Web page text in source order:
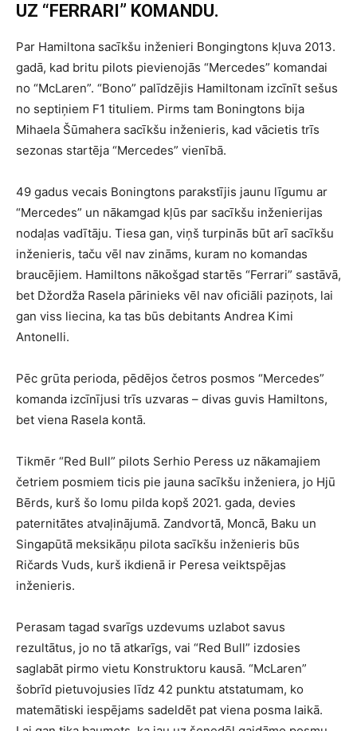
UZ “FERRARI” KOMANDU.
Par Hamiltona sacīkšu inženieri Bongingtons kļuva 2013.
gadā, kad britu pilots pievienojās “Mercedes” komandai
no “McLaren”. “Bono” palīdzējis Hamiltonam izcīnīt sešus
no septiņiem F1 tituliem. Pirms tam Boningtons bija
Mihaela Šūmahera sacīkšu inženieris, kad vācietis trīs
sezonas startēja “Mercedes” vienībā.
49 gadus vecais Boningtons parakstījis jaunu līgumu ar
“Mercedes” un nākamgad kļūs par sacīkšu inženierijas
nodaļas vadītāju. Tiesa gan, viņš turpinās būt arī sacīkšu
inženieris, taču vēl nav zināms, kuram no komandas
braucējiem. Hamiltons nākošgad startēs “Ferrari” sastāvā,
bet Džordža Rasela pārinieks vēl nav oficiāli paziņots, lai
gan viss liecina, ka tas būs debitants Andrea Kimi
Antonelli.
Pēc grūta perioda, pēdējos četros posmos “Mercedes”
komanda izcīnījusi trīs uzvaras – divas guvis Hamiltons,
bet viena Rasela kontā.
Tikmēr “Red Bull” pilots Serhio Peress uz nākamajiem
četriem posmiem ticis pie jauna sacīkšu inženiera, jo Hjū
Bērds, kurš šo lomu pilda kopš 2021. gada, devies
paternitātes atvaļinājumā. Zandvortā, Moncā, Baku un
Singapūtā meksikāņu pilota sacīkšu inženieris būs
Ričards Vuds, kurš ikdienā ir Peresa veiktspējas
inženieris.
Perasam tagad svarīgs uzdevums uzlabot savus
rezultātus, jo no tā atkarīgs, vai “Red Bull” izdosies
saglabāt pirmo vietu Konstruktoru kausā. “McLaren”
šobrīd pietuvojusies līdz 42 punktu atstatumam, ko
matemātiski iespējams sadeldēt pat viena posma laikā.